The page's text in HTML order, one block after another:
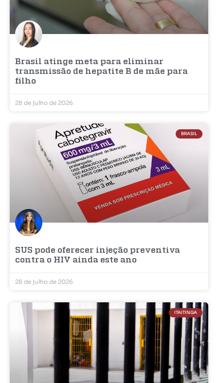
Brasil atinge meta para eliminar
transmissão de hepatite B de mãe para
filho
28 de julho de 2026
BRASIL
SUS pode oferecer injeção preventiva
contra o HIV ainda este ano
28 de julho de 2026
ITAITINGA